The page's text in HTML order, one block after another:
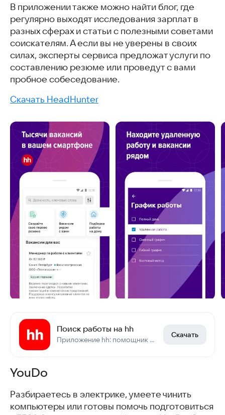
В приложении также можно найти блог, где
регулярно выходят исследования зарплат в
разных сферах и статьи с полезными советами
соискателям. А если вы не уверены в своих
силах, эксперты сервиса предложат услуги по
составлению резюме или проведут с вами
пробное собеседование.
Скачать HeadHunter
Поиск работы на hh
Приложение hh: помощник в поиске работы
Скачать
YouDo
Разбираетесь в электрике, умеете чинить
компьютеры или готовы помочь подготовиться